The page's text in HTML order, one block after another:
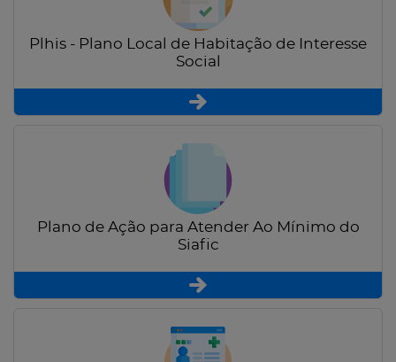
Plhis - Plano Local de Habitação de Interesse
Social
Plano de Ação para Atender Ao Mínimo do
Siafic